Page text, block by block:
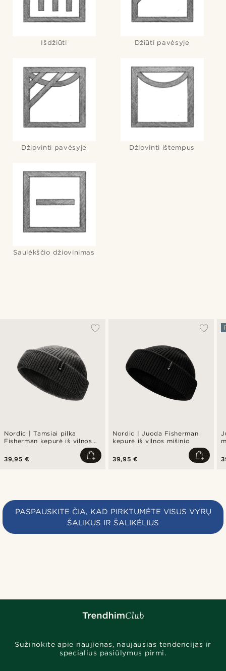
Išdžiūti Džiūti pavėsyje
Džiovinti pavėsyje Džiovinti ištempus
Saulėkščio džiovinimas
Nordic | Tamsiai pilka
Fisherman kepurė iš vilnos
39,95 €
Nordic | Juoda Fisherman
kepurė iš vilnos mišinio
39,95 €
PASPAUSKITE ČIA, KAD PIRKTUMĖTE VISUS VYRŲ
ŠALIKUS IR ŠALIKĖLIUS
Sužinokite apie naujienas, naujausias tendencijas ir
specialius pasiūlymus pirmi.